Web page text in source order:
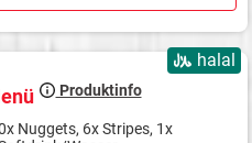
halal
Produktinfo
Nuggets, 6x Stripes, 1x